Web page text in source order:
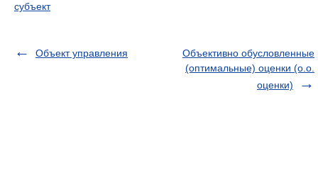
субъект
Объект управления
Объективно обусловленные
(оптимальные) оценки (о.о.
оценки)